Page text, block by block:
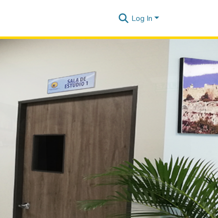
Log In